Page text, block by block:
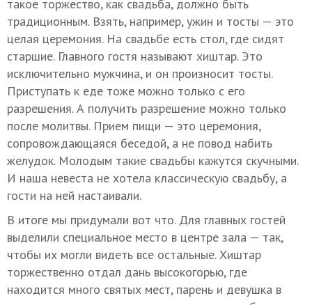
такое торжество, как свадьба, должно быть
традиционным. Взять, например, ужин и тосты — это
целая церемония. На свадьбе есть стол, где сидят
старшие. Главного гостя называют хиштар. Это
исключительно мужчина, и он произносит тосты.
Приступать к еде тоже можно только с его
разрешения. А получить разрешение можно только
после молитвы. Прием пищи — это церемония,
сопровождающаяся беседой, а не повод набить
желудок. Молодым такие свадьбы кажутся скучными.
И наша невеста не хотела классическую свадьбу, а
гости на ней настаивали.
В итоге мы придумали вот что. Для главных гостей
выделили специальное место в центре зала — так,
чтобы их могли видеть все остальные. Хиштар
торжественно отдал дань высокогорью, где
находится много святых мест, парень и девушка в